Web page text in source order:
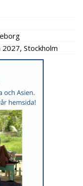
Stockholm